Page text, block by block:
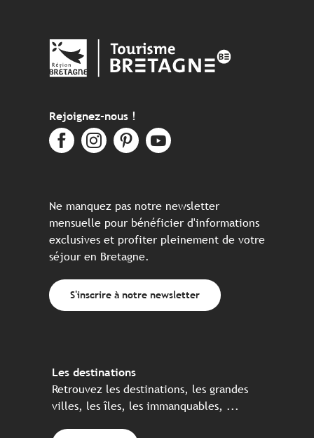
Rejoignez-nous !
Ne manquez pas notre newsletter
mensuelle pour bénéficier d'informations
exclusives et profiter pleinement de votre
séjour en Bretagne.
S'inscrire à notre newsletter
Les destinations
Retrouvez les destinations, les grandes
villes, les îles, les immanquables, ...